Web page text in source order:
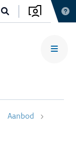
Aanbod